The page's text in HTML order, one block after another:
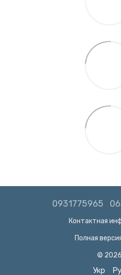
0931775965
Контактная
Полная
© 2026
Укр